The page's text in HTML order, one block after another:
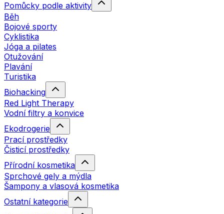
Pomůcky podle aktivity
Běh
Bojové sporty
Cyklistika
Jóga a pilates
Otužování
Plavání
Turistika
Biohacking
Red Light Therapy
Vodní filtry a konvice
Ekodrogerie
Prací prostředky
Čisticí prostředky
Přírodní kosmetika
Sprchové gely a mýdla
Šampony a vlasová kosmetika
Ostatní kategorie